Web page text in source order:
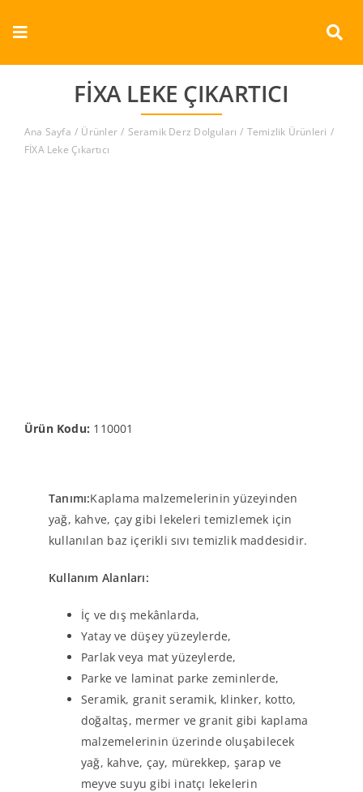
Toggle
Navigation
Kurumsal
Ürünler
FİXA LEKE ÇIKARTICI
Ana Sayfa Ürünler Seramik Derz Dolguları
Temizlik Ürünleri
FİXA Leke Çıkartıcı
Ürün Kodu: 110001
Tanımı:Kaplama malzemelerinin yüzeyinden
yağ, kahve, çay gibi lekeleri temizlemek için
kullanılan baz içerikli sıvı temizlik maddesidir.
Kullanım Alanları:
İç ve dış mekânlarda,
Yatay ve düşey yüzeylerde,
Parlak veya mat yüzeylerde,
Parke ve laminat parke zeminlerde,
Seramik, granit seramik, klinker, kotto,
doğaltaş, mermer ve granit gibi kaplama
malzemelerinin üzerinde oluşabilecek
yağ, kahve, çay, mürekkep, şarap ve
meyve suyu gibi inatçı lekelerin